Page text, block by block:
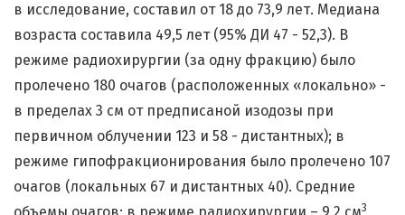
в исследование, составил от 18 до 73,9 лет. Медиана
возраста составила 49,5 лет (95% ДИ 47 - 52,3). В
режиме радиохирургии (за одну фракцию) было
пролечено 180 очагов (расположенных «локально» -
в пределах 3 см от предписаной изодозы при
первичном облучении 123 и 58 - дистантных); в
режиме гипофракционирования было пролечено 107
очагов (локальных 67 и дистантных 40). Средние
3